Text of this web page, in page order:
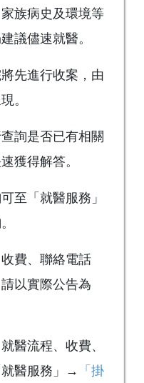
族病史及環境等
議儘速就醫。
先進行收案，由
。
詢是否已有相關
獲得解答。
至「就醫服務」
費、聯絡電話
以實際公告為
醫流程、收費、
醫服務」→
「掛